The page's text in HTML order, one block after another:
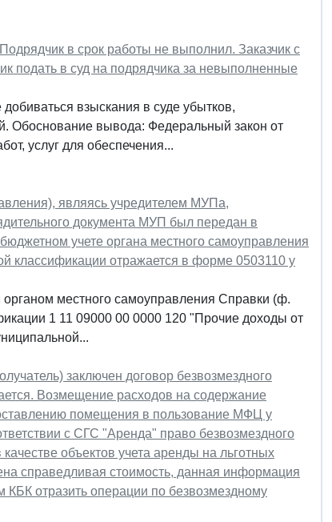
в срок работы не выполнил. Заказчик с
подать в суд на подрядчика за невыполненные
взыскания в суде убытков,
Обоснование вывода: Федеральный закон от
услуг для обеспечения...
являясь учредителем МУПа,
документа МУП был передан в
учете органа местного самоуправления
классификации отражается в форме 0503110 у
местного самоуправления Справки (ф.
1 11 09000 00 0000 120 "Прочие доходы от
заключен договор безвозмездного
Возмещение расходов на содержание
помещения в пользование МФЦ у
с СГС "Аренда" право безвозмездного
объектов учета аренды на льготных
справедливая стоимость, данная информация
КБК отразить операции по безвозмездному